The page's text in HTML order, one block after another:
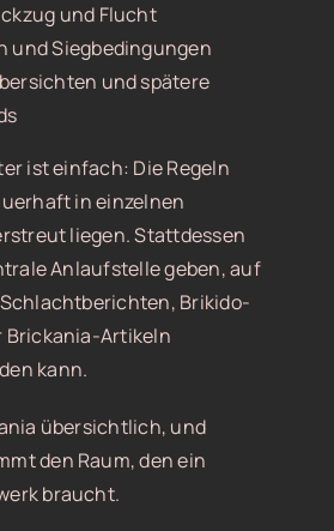
und Flucht
und Siegbedingungen
und spätere
ist einfach: Die Regeln
in einzelnen
liegen. Stattdessen
Anlaufstelle geben, auf
Brikido-
Brickania-Artikeln
kann.
übersichtlich, und
den Raum, den ein
braucht.